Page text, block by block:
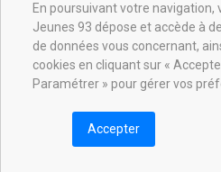
© 2010 - 2026 - Up N Start -
En poursuivant votre navigation,
Jeunes 93 dépose et accède à
de données vous concernant,
cookies en cliquant sur «
Paramétrer » pour gérer vos
Accepter